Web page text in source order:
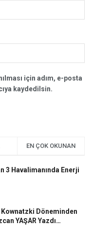
için adım, e-posta
kaydedilsin.
EN ÇOK OKUNAN
3 Havalimanında Enerji
Döneminden
YAŞAR Yazdı…